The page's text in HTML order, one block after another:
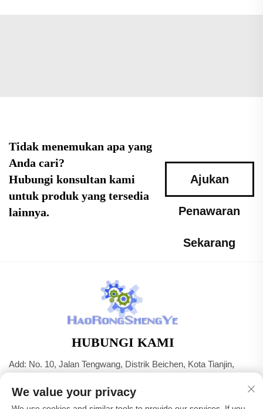
Tidak menemukan apa yang
Anda cari?
Hubungi konsultan kami
untuk produk yang tersedia
lainnya.
Ajukan
Penawaran
Sekarang
HUBUNGI KAMI
Add: No. 10, Jalan Tengwang, Distrik Beichen, Kota Tianjin,
Tel:+86-22 83703208
We value your privacy